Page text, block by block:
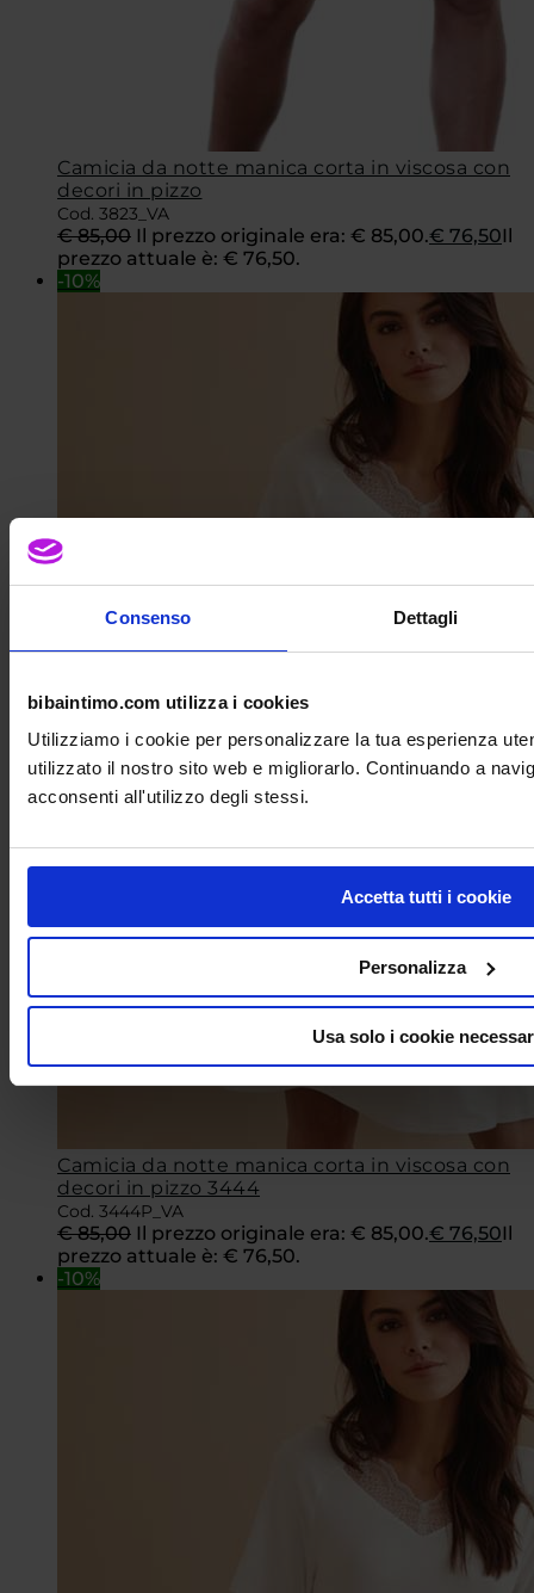
Consenso Dettagli
bibaintimo.com utilizza i cookies
Utilizziamo i cookie per personalizzare la tua esperienza
utilizzato il nostro sito web e migliorarlo. Continuando a
acconsenti all'utilizzo degli stessi.
Accetta tutti i cookie
Personalizza
Usa solo i cookie
Camicia da notte manica corta in viscosa con
decori in pizzo
Cod. 3823_VA
€85,00 Il prezzo originale era: € 85,00.€ 76,50Il
prezzo attuale è: € 76,50.
-10%
Camicia da notte manica corta in viscosa con
decori in pizzo 3444
Cod. 3444P_VA
€85,00 Il prezzo originale era: € 85,00.€ 76,50Il
prezzo attuale è: € 76,50.
-10%